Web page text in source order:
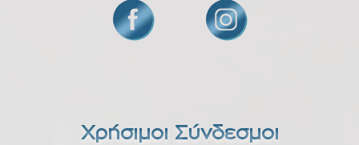
Χρήσιμοι Σύνδεσμοι